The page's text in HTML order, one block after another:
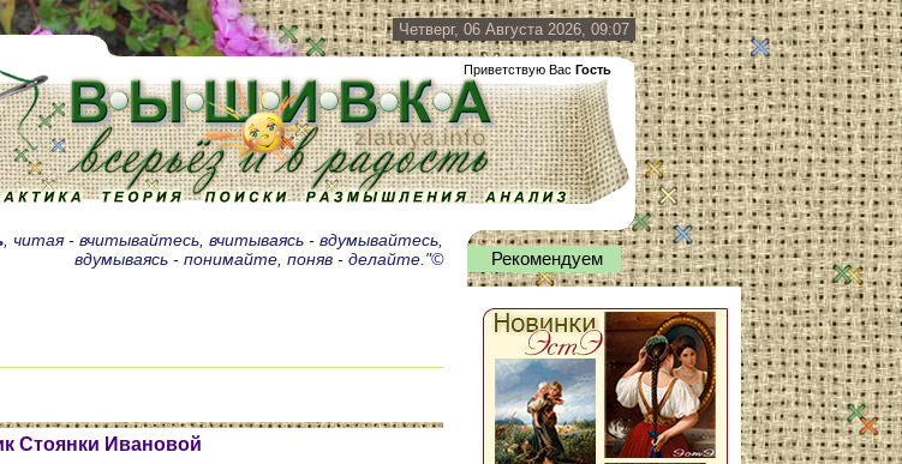
Четверг, 06 Августа 2026, 09:07
Приветствую Вас Гость
, читая - вчитывайтесь, вчитываясь - вдумывайтесь,
вдумываясь - понимайте, поняв - делайте."©
Стоянки Ивановой
Рекомендуем